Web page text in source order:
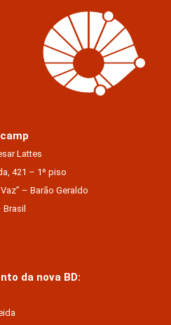
Lattes
421 – 1º piso
– Barão Geraldo
da nova BD: